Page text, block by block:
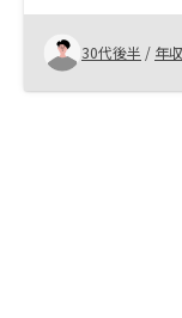
30代後半 / 年